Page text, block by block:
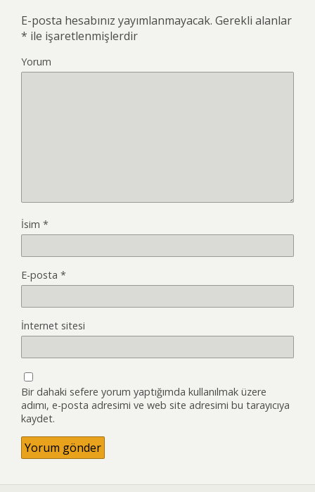
E-posta hesabınız yayımlanmayacak. Gerekli alanlar
* ile işaretlenmişlerdir
Yorum
İsim *
E-posta *
İnternet sitesi
Bir dahaki sefere yorum yaptığımda kullanılmak üzere
adımı, e-posta adresimi ve web site adresimi bu tarayıcıya
kaydet.